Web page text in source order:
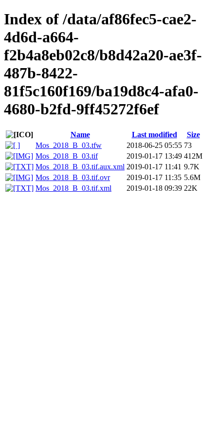
Index of /data/af86fec5-cae2-
4d6d-a664-
f2b4a8eb02c8/b8d42a20-ae3f-
487b-8422-
81f5c160f169/ba19d8c4-afa0-
4680-b2fd-9ff45272f6ef
Name Last modified
Size
Mos_2018_B_03.tfw
2018-06-25 05:55 73
Mos_2018_B_03.tif
2019-01-17 13:49 412M
Mos_2018_B_03.tif.aux.xml 2019-01-17 11:41 9.7K
Mos_2018_B_03.tif.ovr
2019-01-17 11:35 5.6M
Mos_2018_B_03.tif.xml
2019-01-18 09:39 22K